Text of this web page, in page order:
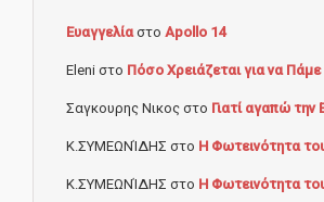
Ευαγγελίαστο Apollo 14
Eleni στο Πόσο Χρειάζεται για να
Σαγκουρης Νικος στο Γιατί αγαπώ την
Κ.ΣΥΜΕΩΝΊΔΗΣ στο Η Φωτεινότητα
Κ.ΣΥΜΕΩΝΊΔΗΣ στο Η Φωτεινότητα